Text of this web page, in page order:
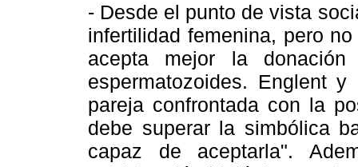
- Desde el punto de vista
infertilidad femenina, pero
acepta mejor la
espermatozoides. Englent
pareja confrontada con la
debe superar la simbólica
capaz de aceptarla".